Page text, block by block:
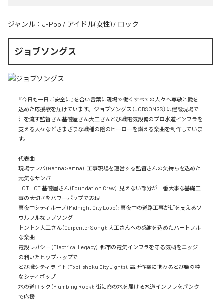
ジャンル： J-Pop / アイドル(女性) / ロック
ジョブソングス
『今日も一日ご安全に』を合い言葉に現場で働くすべての人々へ尊敬と愛を
込めた応援歌を届けています。ジョブソングス（JOBSONGS）は建設現場で
汗を流す監督さん基礎屋さん大工さんとび職電気設備のプロ水道インフラを
支える人々などさまざまな職種の陰のヒーローを讃える楽曲を制作していま
す。
代表曲
現場サンバ (Genba Samba): 工事現場を運営する監督さんの気持ちを込めた
元気なサンバ
HOT HOT 基礎屋さん (Foundation Crew): 見えない部分が一番大事な基礎工
事の大切さをパワーポップで表現
真夜中シティループ (Midnight City Loop): 真夜中の道路工事が街を支えるソ
ウルフルなラブソング
トントン大工さん (Carpenter Song): 大工さんへの感謝を込めたハートフル
な楽曲
電設レガシー (Electrical Legacy): 都市の電気インフラを守る気概をエッジ
の利いたヒップホップで
とび職シティライト (Tobi-shoku City Lights): 高所作業に携わるとび職の粋
なシティポップ
水の道ロック (Plumbing Rock): 街に命の水を届ける水道インフラをパンク
で応援